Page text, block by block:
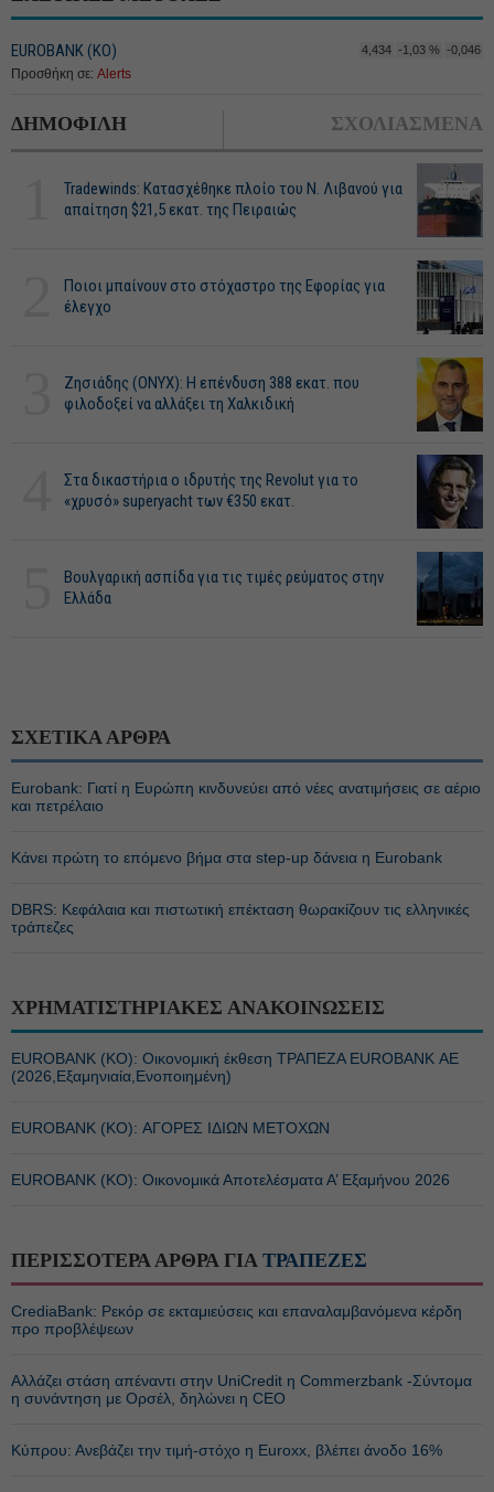
EUROBANK (ΚΟ) 4,434 -1,03 % -0,046
Προσθήκη σε: Alerts
ΔΗΜΟΦΙΛΗ ΣΧΟΛΙΑΣΜΕΝΑ
Tradewinds: Κατασχέθηκε πλοίο του Ν. Λιβανού για
απαίτηση $21,5 εκατ. της Πειραιώς
Ποιοι μπαίνουν στο στόχαστρο της Εφορίας για
έλεγχο
Ζησιάδης (ONYX): Η επένδυση 388 εκατ. που
φιλοδοξεί να αλλάξει τη Χαλκιδική
Στα δικαστήρια ο ιδρυτής της Revolut για το
«χρυσό» superyacht των €350 εκατ.
Βουλγαρική ασπίδα για τις τιμές ρεύματος στην
Ελλάδα
ΣΧΕΤΙΚΑ ΑΡΘΡΑ
Eurobank: Γιατί η Ευρώπη κινδυνεύει από νέες ανατιμήσεις σε αέριο
και πετρέλαιο
Κάνει πρώτη το επόμενο βήμα στα step-up δάνεια η Eurobank
DBRS: Κεφάλαια και πιστωτική επέκταση θωρακίζουν τις ελληνικές
τράπεζες
ΧΡΗΜΑΤΙΣΤΗΡΙΑΚΕΣ ΑΝΑΚΟΙΝΩΣΕΙΣ
EUROBANK (ΚΟ): Οικονομική έκθεση ΤΡΑΠΕΖΑ EUROBANK ΑΕ
(2026,Εξαμηνιαία,Ενοποιημένη)
EUROBANK (ΚΟ): ΑΓΟΡΕΣ ΙΔΙΩΝ ΜΕΤΟΧΩΝ
EUROBANK (ΚΟ): Οικονομικά Αποτελέσματα Α’ Εξαμήνου 2026
ΠΕΡΙΣΣΟΤΕΡΑ ΑΡΘΡΑ ΓΙΑ ΤΡΑΠΕΖΕΣ
CrediaBank: Ρεκόρ σε εκταμιεύσεις και επαναλαμβανόμενα κέρδη
προ προβλέψεων
Αλλάζει στάση απέναντι στην UniCredit η Commerzbank -Σύντομα
η συνάντηση με Ορσέλ, δηλώνει η CEO
Κύπρου: Ανεβάζει την τιμή-στόχο η Euroxx, βλέπει άνοδο 16%